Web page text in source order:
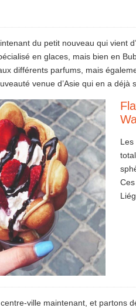
du petit nouveau qui vient
en glaces, mais bien en
différents parfums, mais
venue d’Asie qui en a déjà
Les
ville maintenant, et partons